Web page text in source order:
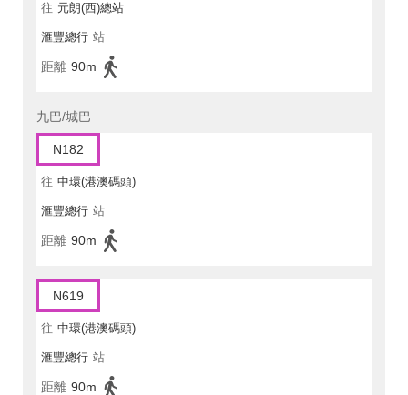
往 元朗(西)總站
滙豐總行 站
距離 90m
九巴/城巴
N182
往 中環(港澳碼頭)
滙豐總行 站
距離 90m
N619
往 中環(港澳碼頭)
滙豐總行 站
距離 90m